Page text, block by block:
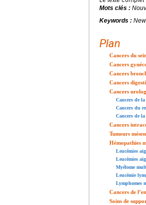
Mots clés :
Keywords :
Plan
Cancers du
Cancers
Cancers
Cancers
Cancers
Cancers de
Cancers du
Cancers de
Cancers
Tumeurs
Hémopathies
Leucémies
Leucémies
Myélome
Leucémie
Lymphomes
Cancers de
Soins de